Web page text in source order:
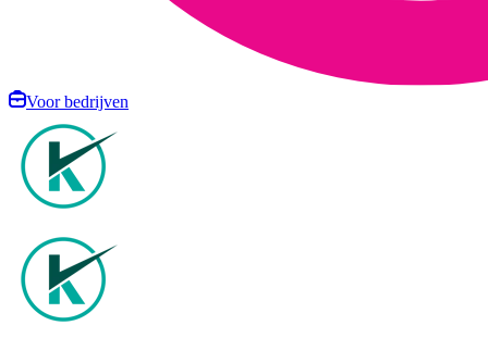
Voor bedrijven